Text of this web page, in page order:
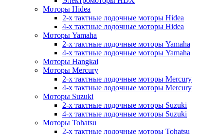
Моторы Hidea
2-х тактные лодочные моторы Hidea
4-х тактные лодочные моторы Hidea
Моторы Yamaha
2-х тактные лодочные моторы Yamaha
4-х тактные лодочные моторы Yamaha
Моторы Hangkai
Моторы Mercury
2-х тактные лодочные моторы Mercury
4-х тактные лодочные моторы Mercury
Моторы Suzuki
2-х тактные лодочные моторы Suzuki
4-х тактные лодочные моторы Suzuki
Моторы Tohatsu
2-х тактные лодочные моторы Tohatsu